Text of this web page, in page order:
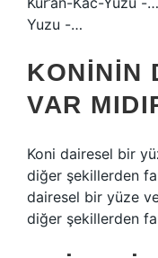
Yuzu -…
KONININ
VAR
Koni dairesel bir
diğer şekillerden
dairesel bir yüze
diğer şekillerden